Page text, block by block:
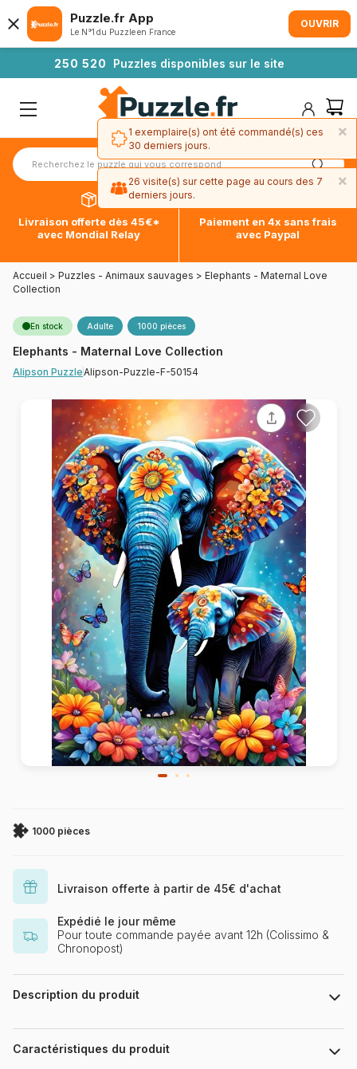
250 520 Puzzles disponibles sur le site
Livraison offerte dès 45€*
avec Mondial Relay
Paiement en 4x sans frais
avec Paypal
Accueil > Puzzles - Animaux sauvages > Elephants - Maternal Love
Collection
En stock Adulte 1000 pièces
Elephants - Maternal Love Collection
Alipson Puzzle Alipson-Puzzle-F-50154
1000 pièces
Livraison offerte à partir de 45€ d'achat
Expédié le jour même
Pour toute commande payée avant 12h (Colissimo &
Chronopost)
Description du produit
123RF
Caractéristiques du produit
Puzzle.fr App
Le N°1 du Puzzle en France
OUVRIR
×
1 exemplaire(s) ont été commandé(s) ces
30 derniers jours.
×
26 visite(s) sur cette page au cours des 7
derniers jours.